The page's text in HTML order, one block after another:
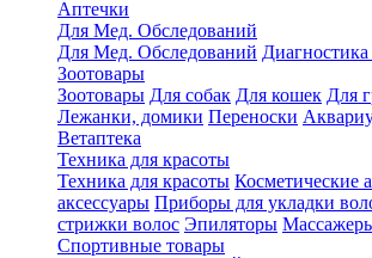
Аптечки
Для Мед. Обследований
Для Мед. Обследований
Зоотовары
Зоотовары Для собак Для кошек Для
Лежанки, домики Переноски
Ветаптека
Техника для красоты
Техника для красоты Косметические
аксессуары Приборы для укладки
стрижки волос Эпиляторы
Спортивные товары